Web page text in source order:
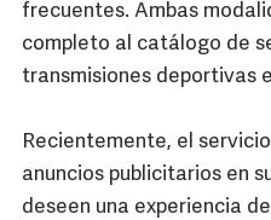
frecuentes. Ambas
completo al catálogo de
transmisiones deportivas
Recientemente, el
anuncios publicitarios en
deseen una experiencia